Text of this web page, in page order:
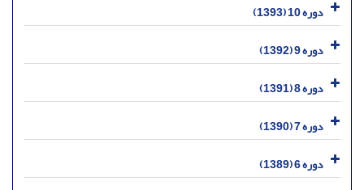
دوره 10 (1393)
دوره 9 (1392)
دوره 8 (1391)
دوره 7 (1390)
دوره 6 (1389)